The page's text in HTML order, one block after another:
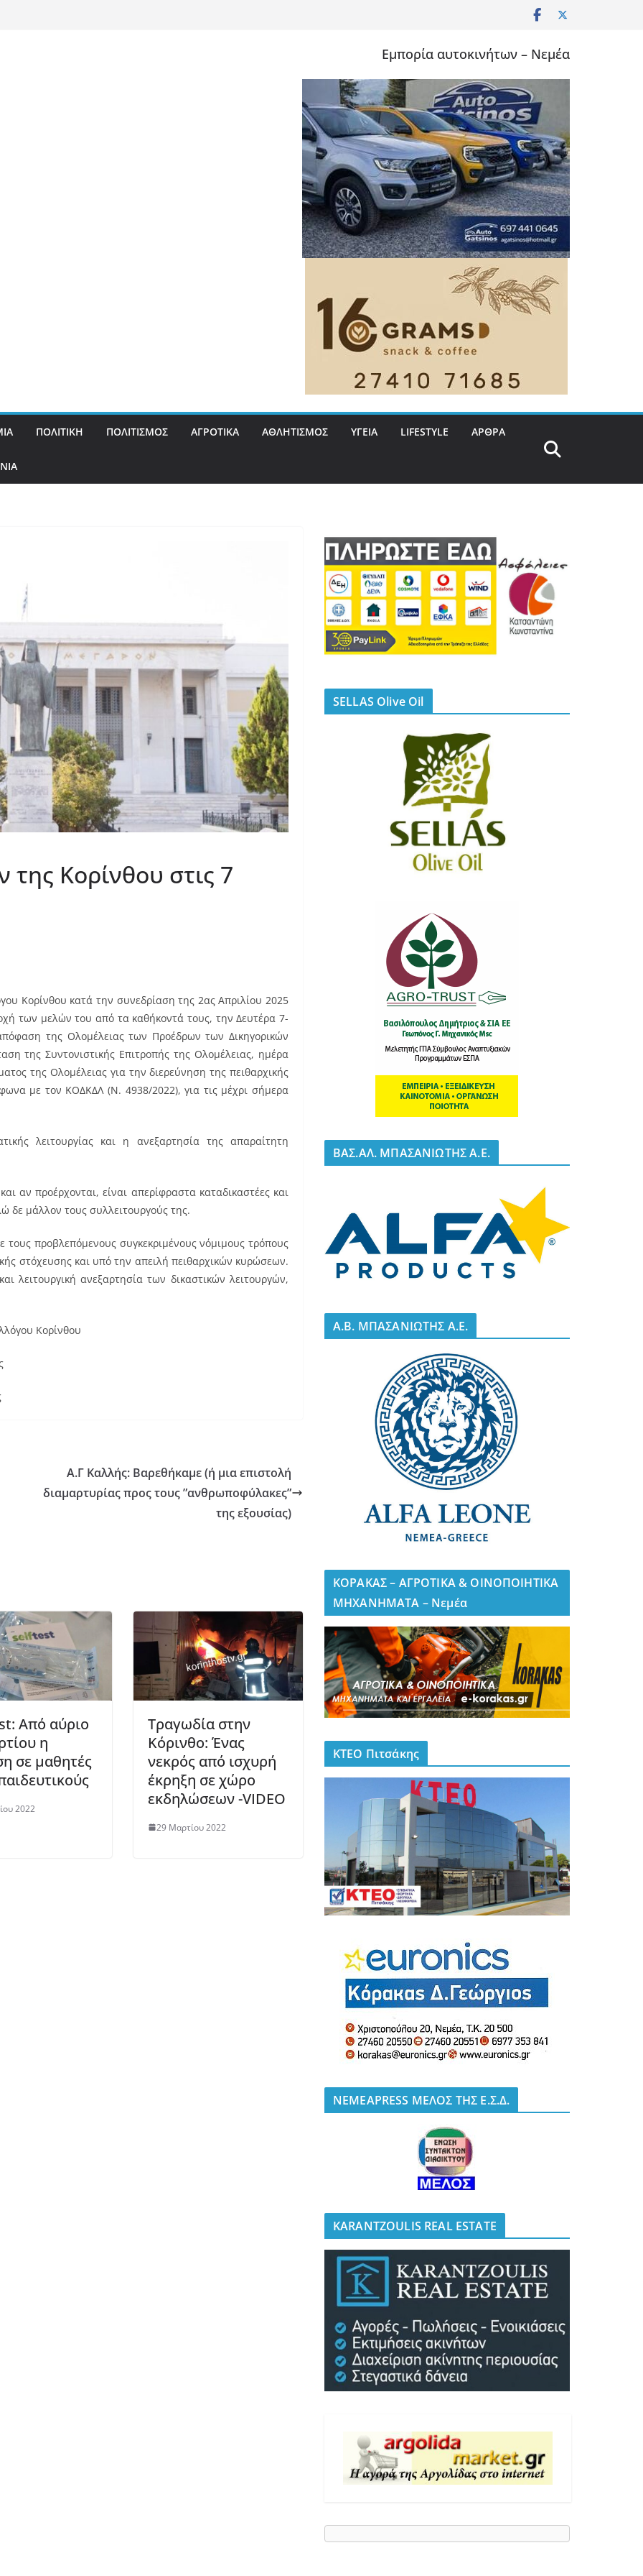
Εμπορία αυτοκινήτων – Νεμέα
ΠΟΛΙΤΙΚΗ ΠΟΛΙΤΙΣΜΟΣ ΑΓΡΟΤΙΚΑ ΑΘΛΗΤΙΣΜΟΣ ΥΓΕΙΑ LIFESTYLE ΑΡΘΡΑ
Κορίνθου στις 7
Κορίνθου κατά την συνεδρίαση της 2ας Απριλίου 2025
των μελών του από τα καθήκοντά τους, την Δευτέρα 7-
της Ολομέλειας των Προέδρων των Δικηγορικών
της Συντονιστικής Επιτροπής της Ολομέλειας, ημέρα
της Ολομέλειας για την διερεύνηση της πειθαρχικής
με τον ΚΟΔΚΔΛ (Ν. 4938/2022), για τις μέχρι σήμερα
λειτουργίας και η ανεξαρτησία της απαραίτητη
αν προέρχονται, είναι απερίφραστα καταδικαστέες και
δε μάλλον τους συλλειτουργούς της.
τους προβλεπόμενους συγκεκριμένους νόμιμους τρόπους
στόχευσης και υπό την απειλή πειθαρχικών κυρώσεων.
λειτουργική ανεξαρτησία των δικαστικών λειτουργών,
Κορίνθου
Α.Γ Καλλής: Βαρεθήκαμε (ή μια επιστολή
διαμαρτυρίας προς τους ”ανθρωποφύλακες”
της εξουσίας)
Από αύριο
η
σε μαθητές
2022
Τραγωδία στην
Κόρινθο: Ένας
νεκρός από ισχυρή
έκρηξη σε χώρο
εκδηλώσεων -VIDEO
29 Μαρτίου 2022
SELLAS Olive Oil
BΑΣ.ΑΛ. ΜΠΑΣΑΝΙΩΤΗΣ Α.Ε.
A.B. ΜΠΑΣΑΝΙΩΤΗΣ Α.Ε.
ΚΟΡΑΚΑΣ – ΑΓΡΟΤΙΚΑ & ΟΙΝΟΠΟΙΗΤΙΚΑ
ΜΗΧΑΝΗΜΑΤΑ – Νεμέα
ΚΤΕΟ Πιτσάκης
NEMEAPRESS ΜΕΛΟΣ ΤΗΣ Ε.Σ.Δ.
KARANTZOULIS REAL ESTATE